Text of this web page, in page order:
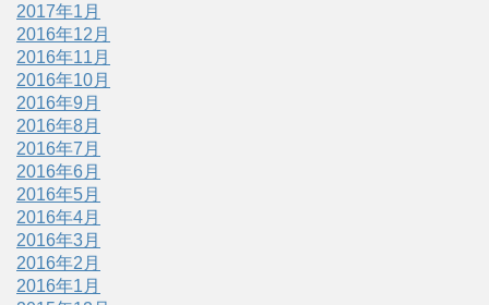
2017年1月
2016年12月
2016年11月
2016年10月
2016年9月
2016年8月
2016年7月
2016年6月
2016年5月
2016年4月
2016年3月
2016年2月
2016年1月